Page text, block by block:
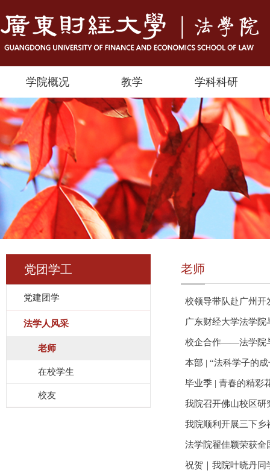
学院概况 教学 学科科研
党团学工
党建团学
法学人风采
老师
在校学生
校友
老师
校领导带队赴广州开
广东财经大学法学
校企合作——法学院
本部 | “法科学子的
毕业季 | 青春的精彩
我院召开佛山校区研
我院顺利开展三下乡
法学院翟佳颖荣获全
祝贺｜我院叶晓丹同